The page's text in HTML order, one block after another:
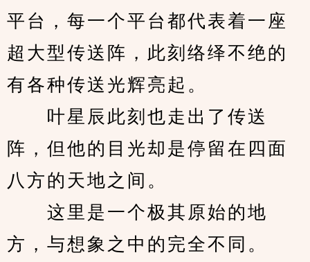
平台，每一个平台都代表着一座
超大型传送阵，此刻络绎不绝的
有各种传送光辉亮起。
叶星辰此刻也走出了传送
阵，但他的目光却是停留在四面
八方的天地之间。
这里是一个极其原始的地
方，与想象之中的完全不同。